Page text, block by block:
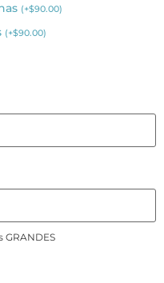
(+$90.00)
(+$90.00)
GRANDES